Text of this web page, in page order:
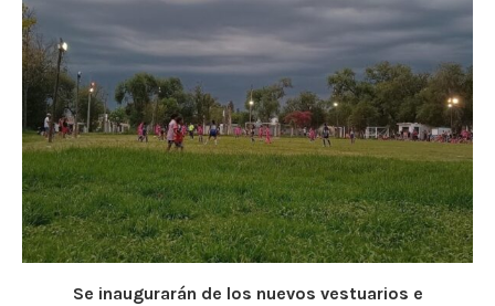
Se inaugurarán de los nuevos vestuarios e